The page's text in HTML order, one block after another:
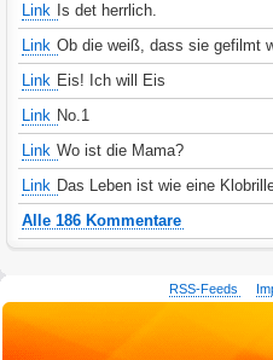
Link Is det herrlich.
Link Ob die weiß, dass sie gefilmt
Link Eis! Ich will Eis
Link No.1
Link Wo ist die Mama?
Link Das Leben ist wie eine
Alle 186 Kommentare
RSS-Feeds